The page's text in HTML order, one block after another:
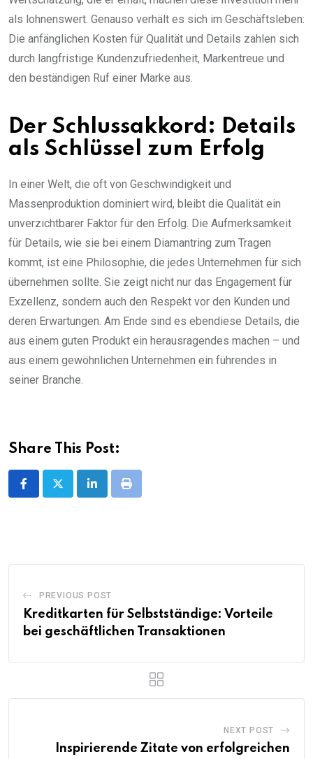
als lohnenswert. Genauso verhält es sich im Geschäftsleben:
Die anfänglichen Kosten für Qualität und Details zahlen sich
durch langfristige Kundenzufriedenheit, Markentreue und
den beständigen Ruf einer Marke aus.
Der Schlussakkord: Details
als Schlüssel zum Erfolg
In einer Welt, die oft von Geschwindigkeit und
Massenproduktion dominiert wird, bleibt die Qualität ein
unverzichtbarer Faktor für den Erfolg. Die Aufmerksamkeit
für Details, wie sie bei einem Diamantring zum Tragen
kommt, ist eine Philosophie, die jedes Unternehmen für sich
übernehmen sollte. Sie zeigt nicht nur das Engagement für
Exzellenz, sondern auch den Respekt vor den Kunden und
deren Erwartungen. Am Ende sind es ebendiese Details, die
aus einem guten Produkt ein herausragendes machen – und
aus einem gewöhnlichen Unternehmen ein führendes in
seiner Branche.
Share This Post:
LinkedInPrint
PREVIOUS POST
Kreditkarten für Selbstständige: Vorteile
bei geschäftlichen Transaktionen
NEXT POST
Inspirierende Zitate von erfolgreichen